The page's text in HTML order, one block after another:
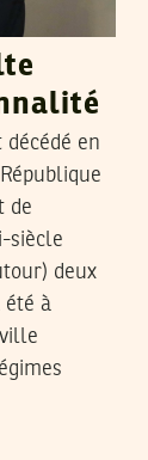
décédé en
de
siècle
deux
été à